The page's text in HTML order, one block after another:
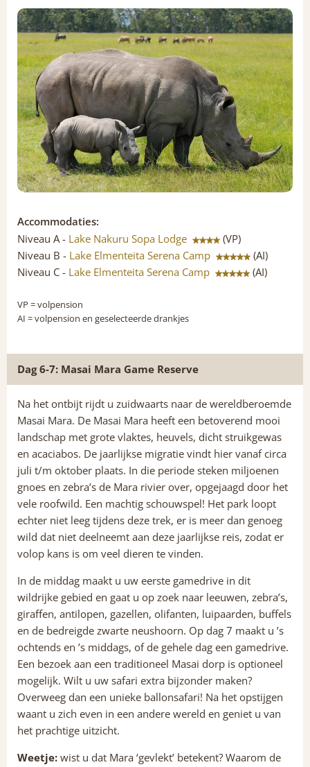
Accommodaties:
Niveau A - Lake Nakuru Sopa Lodge
(VP)
Niveau B - Lake Elmenteita Serena Camp
(AI)
Niveau C - Lake Elmenteita Serena Camp (AI)
VP = volpension
AI = volpension en geselecteerde drankjes
Dag 6-7: Masai Mara Game Reserve
Na het ontbijt rijdt u zuidwaarts naar de wereldberoemde
Masai Mara. De Masai Mara heeft een betoverend mooi
landschap met grote vlaktes, heuvels, dicht struikgewas
en acaciabos. De jaarlijkse migratie vindt hier vanaf circa
juli t/m oktober plaats. In die periode steken miljoenen
gnoes en zebra’s de Mara rivier over, opgejaagd door het
vele roofwild. Een machtig schouwspel! Het park loopt
echter niet leeg tijdens deze trek, er is meer dan genoeg
wild dat niet deelneemt aan deze jaarlijkse reis, zodat er
volop kans is om veel dieren te vinden.
In de middag maakt u uw eerste gamedrive in dit
wildrijke gebied en gaat u op zoek naar leeuwen, zebra’s,
giraffen, antilopen, gazellen, olifanten, luipaarden, buffels
en de bedreigde zwarte neushoorn. Op dag 7 maakt u ’s
ochtends en ’s middags, of de gehele dag een gamedrive.
Een bezoek aan een traditioneel Masai dorp is optioneel
mogelijk. Wilt u uw safari extra bijzonder maken?
Overweeg dan een unieke ballonsafari! Na het opstijgen
waant u zich even in een andere wereld en geniet u van
het prachtige uitzicht.
Weetje: wist u dat Mara ‘gevlekt’ betekent? Waarom de